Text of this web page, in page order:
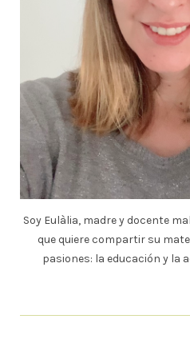
Soy Eulàlia, madre y docente
que quiere compartir su
pasiones: la educación y la